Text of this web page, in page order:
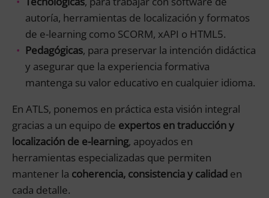
autoría, herramientas de localización y formatos
de e-learning como SCORM, xAPI o HTML5.
Pedagógicas, para preservar la intención didáctica
y asegurar que la experiencia formativa
mantenga su valor educativo en cualquier idioma.
En ATLS, ponemos en práctica esta visión integral
gracias a un equipo de expertos en traducción y
localización de e-learning, apoyados en
herramientas especializadas que permiten
mantener la coherencia, consistencia y calidad en
cada detalle.